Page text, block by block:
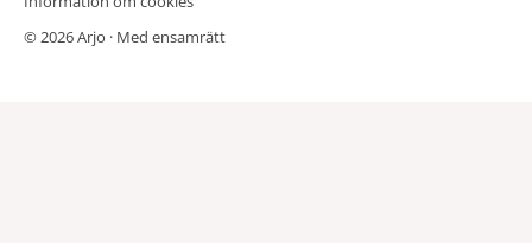
© 2026 Arjo · Med ensamrätt